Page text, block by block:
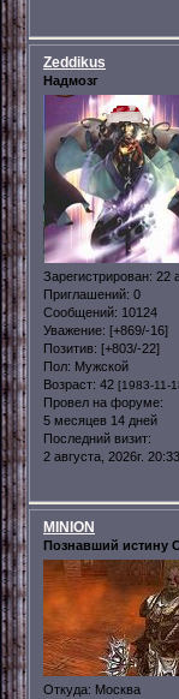
Zeddikus
Надмозг
Зарегистрирован: 22
Приглашений: 0
Сообщений: 10124
Уважение: [+869/-16]
Позитив: [+803/-22]
Пол: Мужской
Возраст: 42 [1983-11-
Провел на форуме:
5 месяцев 14 дней
Последний визит:
2 августа, 2026г.
MINION
Познавший истину
Откуда: Москва